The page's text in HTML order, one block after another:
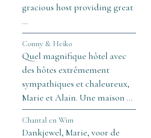
gracious host providing great
...
Conny & Heiko
Quel magnifique hôtel avec
des hôtes extrêmement
sympathiques et chaleureux,
Marie et Alain. Une maison ...
Chantal en Wim
Dankjewel, Marie, voor de